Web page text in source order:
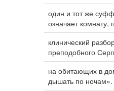
один и тот же
означает
клинический
преподобного
на обитающих в
дышать по ночам».